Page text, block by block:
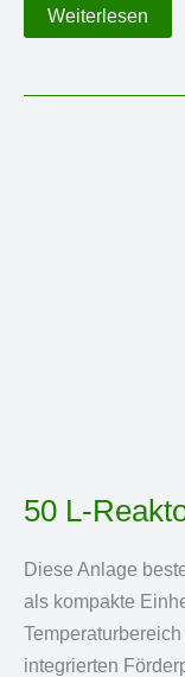
3
L
Reaktor
Weiterlesen
50 L-
Diese Anlage
als kompakte
integrierten